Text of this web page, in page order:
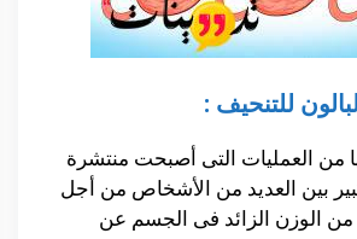
للتنحيف :
من العمليات التى أصبحت منتشرة
بين العديد من الأشخاص من أجل
الوزن الزائد فى الجسم عن